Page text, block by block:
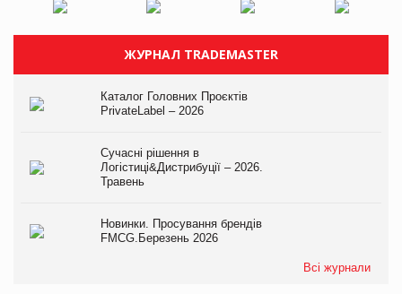
ЖУРНАЛ TRADEMASTER
Каталог Головних Проєктів
PrivateLabel – 2026
Сучасні рішення в
Логістиці&Дистрибуції – 2026.
Травень
Новинки. Просування брендів
FMCG.Березень 2026
Всі журнали